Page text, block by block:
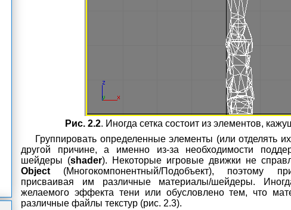
Рис. 2.2. Иногда сетка состоит из элементов,
Группировать определенные элементы (или отделять
другой причине, а именно из-за необходимости
шейдеры (shader). Некоторые игровые движки не
Object (Многокомпонентный/Подобъект), поэтому
присваивая им различные материалы/шейдеры.
желаемого эффекта тени или обусловлено тем, что
различные файлы текстур (рис. 2.3).